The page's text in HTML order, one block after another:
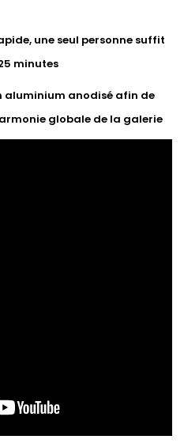
une seul personne suffit
minutes
aluminium anodisé afin de
globale de la galerie